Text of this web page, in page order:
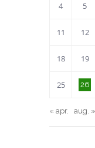
4 5
11 12
18 19
25 26
« apr. aug. »